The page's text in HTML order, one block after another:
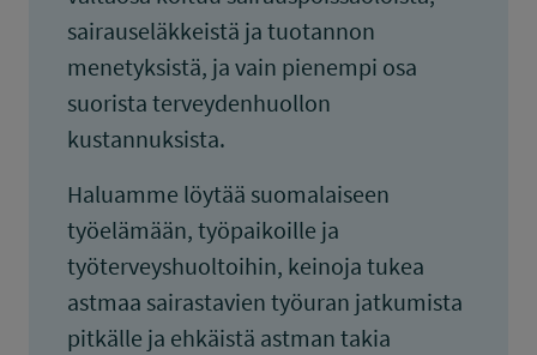
sairauseläkkeistä ja tuotannon
menetyksistä, ja vain pienempi osa
suorista terveydenhuollon
kustannuksista.
Haluamme löytää suomalaiseen
työelämään, työpaikoille ja
työterveyshuoltoihin, keinoja tukea
astmaa sairastavien työuran jatkumista
pitkälle ja ehkäistä astman takia